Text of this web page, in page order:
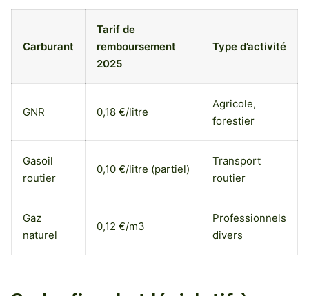
Carburant
Tarif de
remboursement
2025
Type d’activité
GNR 0,18 €/litre
Agricole,
forestier
Gasoil
routier
0,10 €/litre (partiel)
Transport
routier
Gaz
naturel
0,12 €/m3
Professionnels
divers